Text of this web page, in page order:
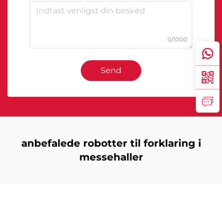
0/1000
Send
anbefalede robotter til forklaring i
messehaller